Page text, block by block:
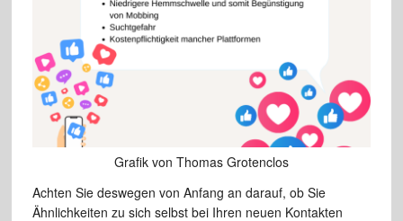
Grafik von Thomas Grotenclos
Achten Sie deswegen von Anfang an darauf, ob Sie
Ähnlichkeiten zu sich selbst bei Ihren neuen Kontakten